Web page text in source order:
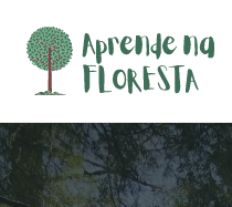
content